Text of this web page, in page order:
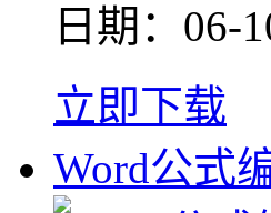
日期：06-
立即下载
Word公式